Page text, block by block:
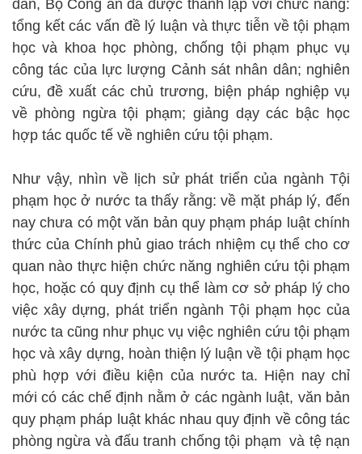
dân, Bộ Công an đã được thành lập với chức năng:
tổng kết các vấn đề lý luận và thực tiễn về tội phạm
học và khoa học phòng, chống tội phạm phục vụ
công tác của lực lượng Cảnh sát nhân dân; nghiên
cứu, đề xuất các chủ trương, biện pháp nghiệp vụ
về phòng ngừa tội phạm; giảng dạy các bậc học
hợp tác quốc tế về nghiên cứu tội phạm.
Như vậy, nhìn về lịch sử phát triển của ngành Tội
phạm học ở nước ta thấy rằng: về mặt pháp lý, đến
nay chưa có một văn bản quy phạm pháp luật chính
thức của Chính phủ giao trách nhiệm cụ thể cho cơ
quan nào thực hiện chức năng nghiên cứu tội phạm
học, hoặc có quy định cụ thể làm cơ sở pháp lý cho
việc xây dựng, phát triển ngành Tội phạm học của
nước ta cũng như phục vụ việc nghiên cứu tội phạm
học và xây dựng, hoàn thiện lý luận về tội phạm học
phù hợp với điều kiện của nước ta. Hiện nay chỉ
mới có các chế định nằm ở các ngành luật, văn bản
quy phạm pháp luật khác nhau quy định về công tác
phòng ngừa và đấu tranh chống tội phạm và tệ nạn